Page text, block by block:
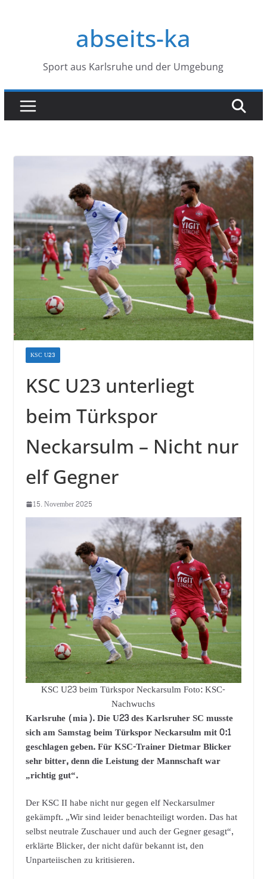
abseits-ka
Sport aus Karlsruhe und der Umgebung
KSC U23
KSC U23 unterliegt
beim Türkspor
Neckarsulm – Nicht nur
elf Gegner
15. November 2025
KSC U23 beim Türkspor Neckarsulm Foto: KSC-
Nachwuchs
Karlsruhe (mia). Die U23 des Karlsruher SC musste
sich am Samstag beim Türkspor Neckarsulm mit 0:1
geschlagen geben. Für KSC-Trainer Dietmar Blicker
sehr bitter, denn die Leistung der Mannschaft war
„richtig gut“.
Der KSC II habe nicht nur gegen elf Neckarsulmer
gekämpft. „Wir sind leider benachteiligt worden. Das hat
selbst neutrale Zuschauer und auch der Gegner gesagt“,
erklärte Blicker, der nicht dafür bekannt ist, den
Unparteiischen zu kritisieren.